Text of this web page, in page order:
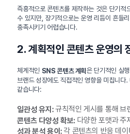
즉흥적으로 콘텐츠를 제작하는 것은 단기적
수 있지만, 장기적으로는 운영 리듬이 흔들
충족시키기 어렵습니다.
2. 계획적인 콘텐츠 운영의
체계적인 SNS 콘텐츠 계획은 단기적인 실
브랜드 성장에도 직접적인 영향을 미칩니다
같습니다:
일관성 유지:규칙적인 게시를 통해 브
콘텐츠 다양성 확보:다양한 포맷과 주
성과 분석 용이:각 콘텐츠의 반응 데